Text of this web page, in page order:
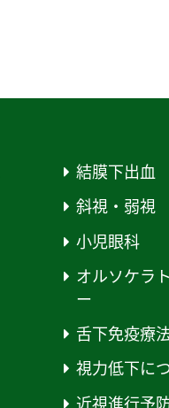
結膜下出血
斜視・弱視
小児眼科
オルソケラ
ー
舌下免疫療
視力低下に
近視進行予